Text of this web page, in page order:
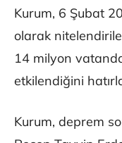
Kurum, 6 Şubat
olarak
14 milyon
etkilendiğini
Kurum, deprem